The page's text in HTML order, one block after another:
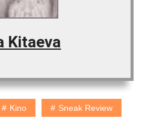
Kitaeva
Kino Sneak Review